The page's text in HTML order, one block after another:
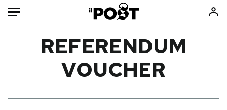
Mondo
Libri
REFERENDUM
VOUCHER